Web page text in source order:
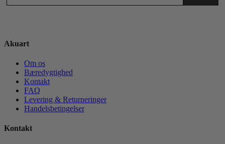
Akuart
Om os
Bæredygtighed
Kontakt
FAQ
Levering & Returneringer
Handelsbetingelser
Kontakt